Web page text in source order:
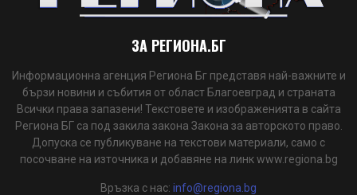
ЗА РЕГИОНА.БГ
Информационна агенция Региона Бг представя най-важните и
бързи новини и събития от област Благоевград и страната
Всички права запазени! Текстовете и изображенията в сайта
Региона БГ са под закила закона Закона за авторското право.
Допуска се публикуване на текстови материали, само с
посочване на източника и добавяне на линк www.regiona.bg
Връзка с нас: info@regiona.bg